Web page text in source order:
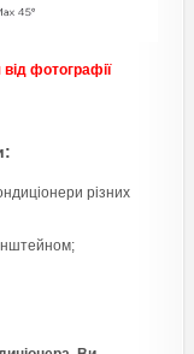
фотографії
різних